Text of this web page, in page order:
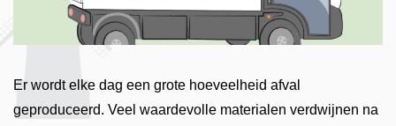
Er wordt elke dag een grote hoeveelheid afval
geproduceerd. Veel waardevolle materialen verdwijnen na